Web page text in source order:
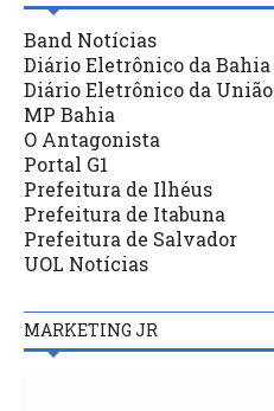
Band Notícias
Diário Eletrônico da Bahia
Diário Eletrônico da União
MP Bahia
O Antagonista
Portal G1
Prefeitura de Ilhéus
Prefeitura de Itabuna
Prefeitura de Salvador
UOL Notícias
MARKETING JR